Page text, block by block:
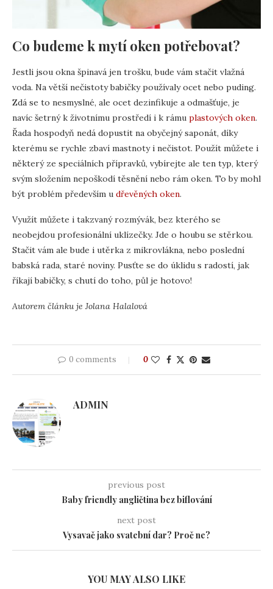
Co budeme k mytí oken potřebovat?
Jestli jsou okna špinavá jen trošku, bude vám stačit vlažná
voda. Na větší nečistoty babičky používaly ocet nebo puding.
Zdá se to nesmyslné, ale ocet dezinfikuje a odmašťuje, je
navíc šetrný k životnímu prostředí i k rámu plastových oken.
Řada hospodyň nedá dopustit na obyčejný saponát, díky
kterému se rychle zbaví mastnoty i nečistot. Použít můžete i
některý ze speciálních přípravků, vybírejte ale ten typ, který
svým složením nepoškodí těsnění nebo rám oken. To by mohl
být problém především u dřevěných oken.
Využít můžete i takzvaný rozmývák, bez kterého se
neobejdou profesionální uklízečky. Jde o houbu se stěrkou.
Stačit vám ale bude i utěrka z mikrovlákna, nebo poslední
babská rada, staré noviny. Pusťte se do úklidu s radostí, jak
říkají babičky, s chutí do toho, půl je hotovo!
Autorem článku je Jolana Halalová
0 comments 0
ADMIN
previous post
Baby friendly angličtina bez biflování
next post
Vysavač jako svatební dar? Proč ne?
YOU MAY ALSO LIKE